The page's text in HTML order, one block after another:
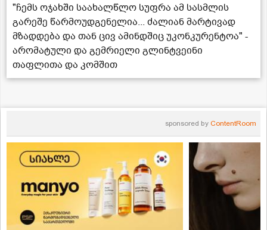
"ჩემს ოჯახში საახალწლო სუფრა ამ სასმლის
გარეშე წარმოუდგენელია... ძალიან მარტივად
მზადდება და თან ცივ ამინდშიც უკონკურენტოა" -
არომატული და გემრიელი გლინტვეინი
თაფლითა და კომშით
sponsored by ContentRoom